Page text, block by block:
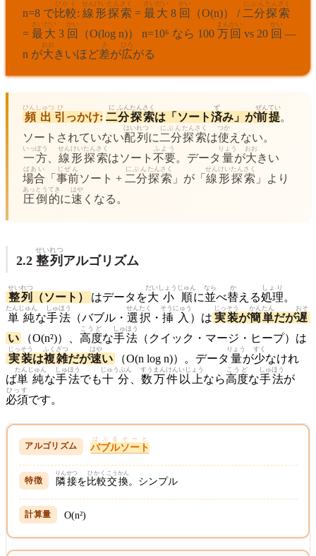
n=8 で比較
ひかく
: 線形
せんけい
探索
たんさく
= 最大
さいだい
8 回
かい
（O(n)） / 二分
にぶん
探索
たんさく
= 最大
さいだい
3 回
かい
（O(log n)） n=10⁶ なら 100 万
まん
回
かい
vs 20 回
かい
—
n が大
おお
きいほど差
さ
が広
ひろ
がる
頻出
ひんしゅつ
引
ひ
っかけ: 二
に
分
ふん
探索
たんさく
は「ソート済
ず
み」が前提
ぜんてい
。
ソートされていない配列
はいれつ
に 二分
にぶん
探索
たんさく
は使
つか
えない。
一方
いっぽう
線形
せんけい
探索
たんさく
はソート 不要
ふよう
。データ 量
りょう
が大
おお
きい
場合
ばあい
「 事前
じぜん
ソート + 二分
にぶん
探索
たんさく
」が「 線形
せんけい
探索
たんさく
」より
圧倒的
あっとうてき
に速
はや
くなる。
2.2 整列
せいれつ
アルゴリズム
整列
せいれつ
（ソート） はデータを大小
だいしょう
順
じゅん
に並
なら
べ替
か
える処理
しょり
。
単純
たんじゅん
な手法
しゅほう
（バブル・ 選択
せんたく
・ 挿入
そうにゅう
）は 実装
じっそう
が簡単
かんたん
だが遅
おそ
い （O(n²)）、 高度
こうど
な手法
しゅほう
（クイック・マージ・ヒープ）は
実装
じっそう
は複雑
ふくざつ
だが速
はや
い （O(n log n)）。データ 量
りょう
が少
すく
なけれ
ば単純
たんじゅん
な手法
しゅほう
でも十分
じゅうぶん
数
すう
万
まん
件
けん
以上
いじょう
なら高度
こうど
な手法
しゅほう
が
必須
ひっす
です。
バブルソート
ばぶるそーと
隣接
りんせつ
を 比較
ひかく
交換
こうかん
。シンプル
O(n²)